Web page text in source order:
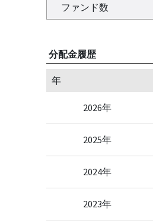
ファンド数
分配金履歴
年
2026年
2025年
2024年
2023年